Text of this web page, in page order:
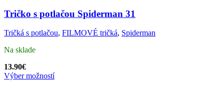
Tričko s potlačou Spiderman 31
Tričká s potlačou, FILMOVÉ tričká, Spiderman
Na sklade
13.90€
Výber možností